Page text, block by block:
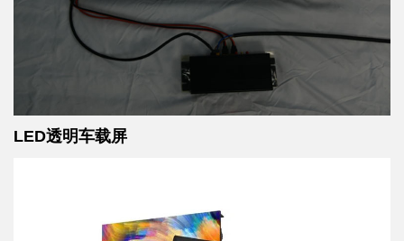
LED透明车载屏